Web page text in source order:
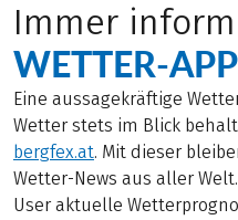
Immer
WETTER-
Eine aussagekräftige
Wetter stets im Blick
bergfex.at. Mit dieser
Wetter-News aus aller
User aktuelle